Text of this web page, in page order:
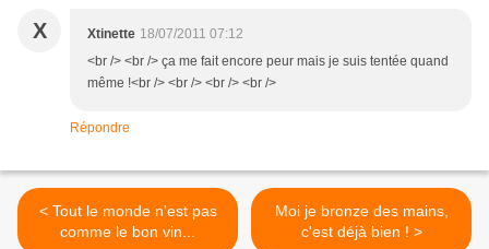
X Xtinette 18/07/2011 07:12
<br /> <br /> ça me fait encore peur mais je suis tentée quand
même !<br /> <br /> <br /> <br />
Répondre
< Tout le monde n'est pas
comme le bon vin...
Moi je bronze des mains,
c'est déjà bien ! >